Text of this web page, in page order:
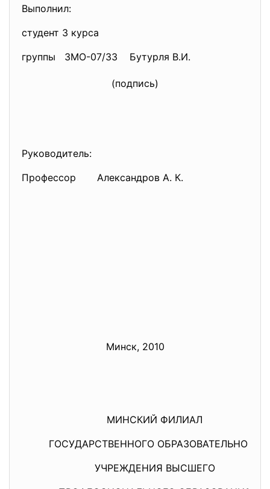
Выполнил:
студент 3 курса
группы ЗМО-07/33 Бутурля В.И.
(подпись)
Руководитель:
Профессор Александров А. К.
Минск, 2010
МИНСКИЙ ФИЛИАЛ
ГОСУДАРСТВЕННОГО ОБРАЗОВАТЕЛЬНОГО
УЧРЕЖДЕНИЯ ВЫСШЕГО